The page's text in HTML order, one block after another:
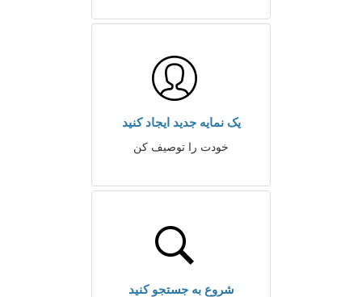
یک نمایه جدید ایجاد کنید
خودت را توصیف کن
شروع به جستجو کنید